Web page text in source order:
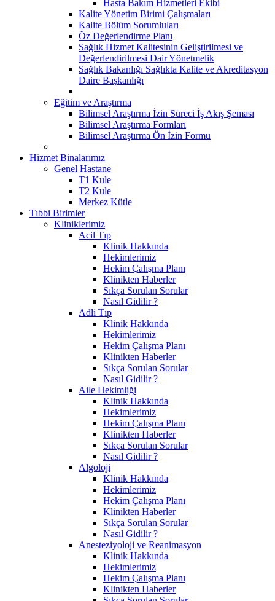
Hasta Bakım Hizmetleri Ekibi
Kalite Yönetim Birimi Çalışmaları
Kalite Bölüm Sorumluları
Öz Değerlendirme Planı
Sağlık Hizmet Kalitesinin Geliştirilmesi ve
Değerlendirilmesi Dair Yönetmelik
Sağlık Bakanlığı Sağlıkta Kalite ve Akreditasyon
Daire Başkanlığı
Eğitim ve Araştırma
Bilimsel Araştırma İzin Süreci İş Akış Şeması
Bilimsel Araştırma Formları
Bilimsel Araştırma Ön İzin Formu
Hizmet Binalarımız
Genel Hastane
T1 Kule
T2 Kule
Merkez Kütle
Tıbbi Birimler
Kliniklerimiz
Acil Tıp
Klinik Hakkında
Hekimlerimiz
Hekim Çalışma Planı
Klinikten Haberler
Sıkça Sorulan Sorular
Nasıl Gidilir ?
Adli Tıp
Klinik Hakkında
Hekimlerimiz
Hekim Çalışma Planı
Klinikten Haberler
Sıkça Sorulan Sorular
Nasıl Gidilir ?
Aile Hekimliği
Klinik Hakkında
Hekimlerimiz
Hekim Çalışma Planı
Klinikten Haberler
Sıkça Sorulan Sorular
Nasıl Gidilir ?
Algoloji
Klinik Hakkında
Hekimlerimiz
Hekim Çalışma Planı
Klinikten Haberler
Sıkça Sorulan Sorular
Nasıl Gidilir ?
Anesteziyoloji ve Reanimasyon
Klinik Hakkında
Hekimlerimiz
Hekim Çalışma Planı
Klinikten Haberler